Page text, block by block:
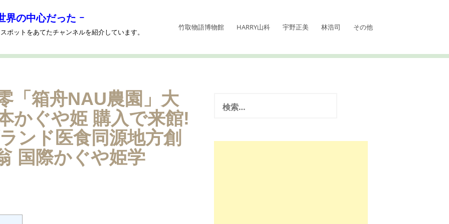
界の中心だった ｰ
ポットをあてたチャンネルを紹介しています。
竹取物語博物館 HARRY山科 宇野正美 林浩司 その他
「箱舟NAU農園」大
ぐや姫 購入で来館!
ンド医食同源地方創
国際かぐや姫学